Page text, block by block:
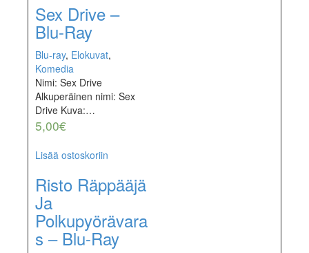
Sex Drive –
Blu-Ray
Blu-ray, Elokuvat,
Komedia
Nimi: Sex Drive
Alkuperäinen nimi: Sex
Drive Kuva:…
5,00€
Lisää ostoskoriin
Risto Räppääjä
Ja
Polkupyörävara
s – Blu-Ray